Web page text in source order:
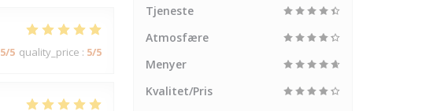
5/5 quality_price : 5/5
Tjeneste
Atmosfære
Menyer
Kvalitet/Pris